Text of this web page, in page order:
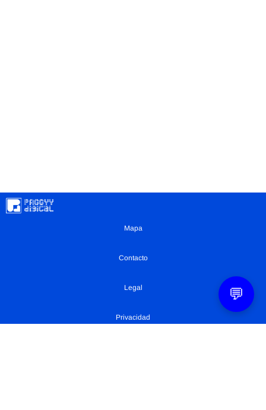
Mapa
Contacto
Legal
Privacidad
💬